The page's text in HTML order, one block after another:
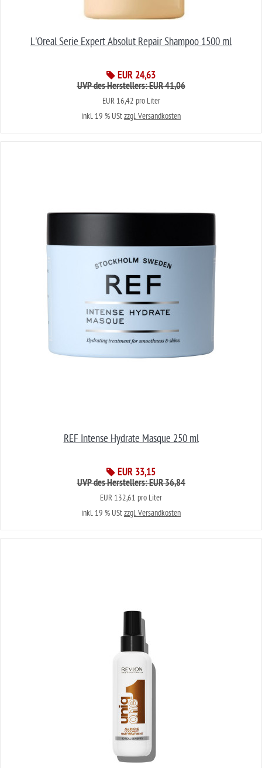
L'Oreal Serie Expert Absolut Repair Shampoo 1500 ml
EUR 24,63
UVP des Herstellers: EUR 41,06
EUR 16,42 pro Liter
inkl. 19 % UStzzgl. Versandkosten
REF Intense Hydrate Masque 250 ml
EUR 33,15
UVP des Herstellers: EUR 36,84
EUR 132,61 pro Liter
inkl. 19 % UStzzgl. Versandkosten